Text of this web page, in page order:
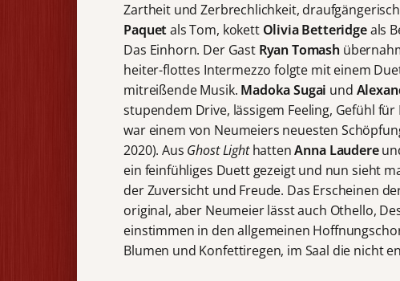
Zartheit und Zerbrechlichkeit, draufgängerisch
Paquetals Tom, kokett Olivia Betteridgeals
Das Einhorn. Der Gast RyanTomash
heiter-flottes Intermezzo folgte mit einem
mitreißende Musik. Madoka Sugai und
stupendem Drive, lässigem Feeling, Gefühl
war einem von Neumeiers neuesten
2020). Aus Ghost LighthattenAnna Laudere
ein feinfühliges Duett gezeigt und nun sieht
der Zuversicht und Freude. Das Erscheinen
original, aber Neumeier lässt auch Othello,
einstimmen in den allgemeinen
Blumen und Konfettiregen, im Saal die nicht